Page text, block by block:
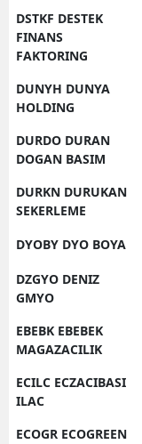
DSTKF DESTEK
FINANS
FAKTORING
DUNYH DUNYA
HOLDING
DURDO DURAN
DOGAN BASIM
DURKN DURUKAN
SEKERLEME
DYOBY DYO BOYA
DZGYO DENIZ
GMYO
EBEBK EBEBEK
MAGAZACILIK
ECILC ECZACIBASI
ILAC
ECOGR ECOGREEN